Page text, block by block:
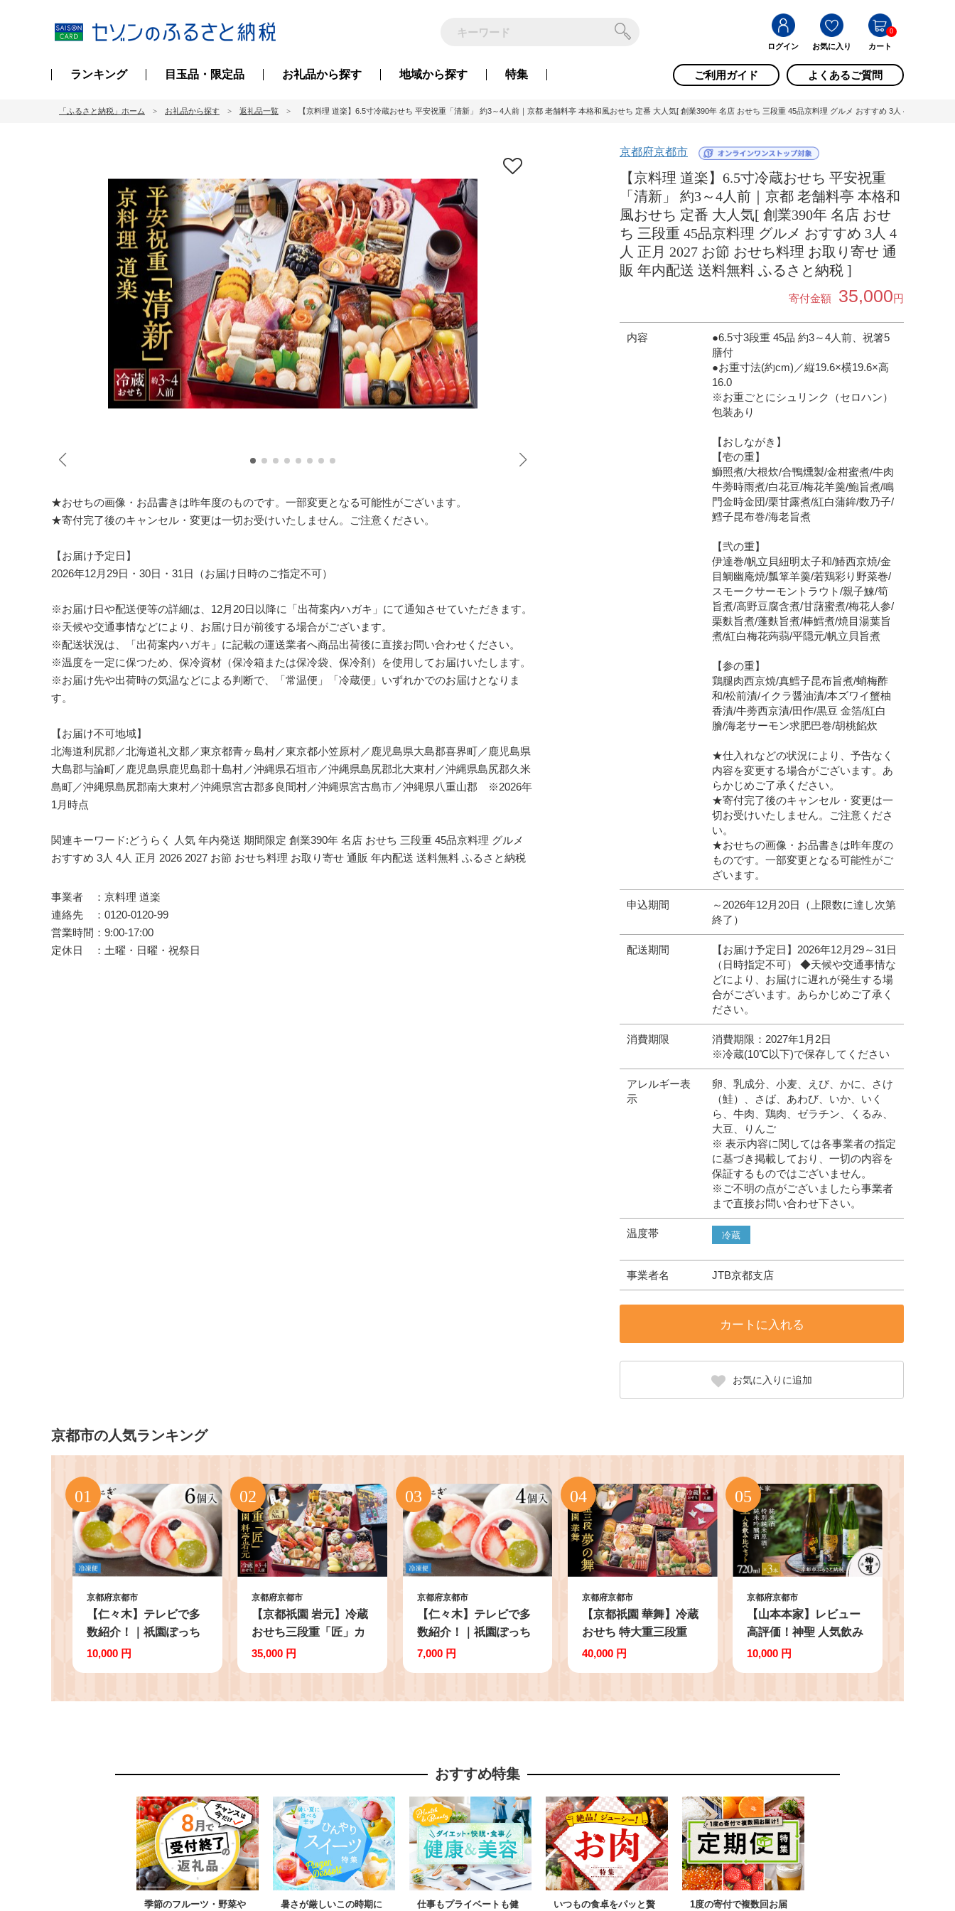
ログイン お気に入り カート
0
ランキング 目玉品・限定品 お礼品から探す 地域から探す 特集 ご利用ガイド よくあるご質問
「ふるさと納税」ホーム お礼品から探す 返礼品一覧 【京料理 道楽】6.5寸冷蔵おせち 平安祝重「清新」 約3～4人前｜京都 老舗料亭 本格和風おせち 定番 大人気[ 創業390年 名店 おせち 三段重 45品京料理 グルメ おすすめ 3人 4人 正月
京都府京都市
【京料理 道楽】6.5寸冷蔵おせち 平安祝重
「清新」 約3～4人前｜京都 老舗料亭 本格和
風おせち 定番 大人気[ 創業390年 名店 おせ
ち 三段重 45品京料理 グルメ おすすめ 3人 4
人 正月 2027 お節 おせち料理 お取り寄せ 通
販 年内配送 送料無料 ふるさと納税 ]
寄付金額 35,000円
内容
●6.5寸3段重 45品 約3～4人前、祝箸5
膳付
●お重寸法(約cm)／縦19.6×横19.6×高
16.0
※お重ごとにシュリンク（セロハン）
包装あり
【おしながき】
【壱の重】
鰤照煮/大根炊/合鴨燻製/金柑蜜煮/牛肉
牛蒡時雨煮/白花豆/梅花羊羹/鮑旨煮/鳴
門金時金団/栗甘露煮/紅白蒲鉾/数乃子/
鱈子昆布巻/海老旨煮
【弐の重】
伊達巻/帆立貝紐明太子和/鰆西京焼/金
目鯛幽庵焼/瓢箪羊羹/若鶏彩り野菜巻/
スモークサーモントラウト/親子鰊/筍
旨煮/高野豆腐含煮/甘藷蜜煮/梅花人参/
栗麩旨煮/蓬麩旨煮/棒鱈煮/焼目湯葉旨
煮/紅白梅花蒟蒻/平隠元/帆立貝旨煮
【参の重】
鶏腿肉西京焼/真鱈子昆布旨煮/蛸梅酢
和/松前漬/イクラ醤油漬/本ズワイ蟹柚
香漬/牛蒡西京漬/田作/黒豆 金箔/紅白
膾/海老サーモン求肥巴巻/胡桃餡炊
★仕入れなどの状況により、予告なく
内容を変更する場合がございます。あ
らかじめご了承ください。
★寄付完了後のキャンセル・変更は一
切お受けいたしません。ご注意くださ
い。
★おせちの画像・お品書きは昨年度の
ものです。一部変更となる可能性がご
ざいます。
申込期間
～2026年12月20日（上限数に達し次第
終了）
配送期間
【お届け予定日】2026年12月29～31日
（日時指定不可） ◆天候や交通事情な
どにより、お届けに遅れが発生する場
合がございます。あらかじめご了承く
ださい。
消費期限
消費期限：2027年1月2日
※冷蔵(10℃以下)で保存してください
アレルギー表
示
卵、乳成分、小麦、えび、かに、さけ
（鮭）、さば、あわび、いか、いく
ら、牛肉、鶏肉、ゼラチン、くるみ、
大豆、りんご
※ 表示内容に関しては各事業者の指定
に基づき掲載しており、一切の内容を
保証するものではございません。
※ご不明の点がございましたら事業者
まで直接お問い合わせ下さい。
温度帯 冷蔵
事業者名 JTB京都支店
カートに入れる
お気に入りに追加
★おせちの画像・お品書きは昨年度のものです。一部変更となる可能性がございます。
★寄付完了後のキャンセル・変更は一切お受けいたしません。ご注意ください。
【お届け予定日】
2026年12月29日・30日・31日（お届け日時のご指定不可）
※お届け日や配送便等の詳細は、12月20日以降に「出荷案内ハガキ」にて通知させていただきます。
※天候や交通事情などにより、お届け日が前後する場合がございます。
※配送状況は、「出荷案内ハガキ」に記載の運送業者へ商品出荷後に直接お問い合わせください。
※温度を一定に保つため、保冷資材（保冷箱または保冷袋、保冷剤）を使用してお届けいたします。
※お届け先や出荷時の気温などによる判断で、「常温便」「冷蔵便」いずれかでのお届けとなりま
す。
【お届け不可地域】
北海道利尻郡／北海道礼文郡／東京都青ヶ島村／東京都小笠原村／鹿児島県大島郡喜界町／鹿児島県
大島郡与論町／鹿児島県鹿児島郡十島村／沖縄県石垣市／沖縄県島尻郡北大東村／沖縄県島尻郡久米
島町／沖縄県島尻郡南大東村／沖縄県宮古郡多良間村／沖縄県宮古島市／沖縄県八重山郡 ※2026年
1月時点
関連キーワード:どうらく 人気 年内発送 期間限定 創業390年 名店 おせち 三段重 45品京料理 グルメ
おすすめ 3人 4人 正月 2026 2027 お節 おせち料理 お取り寄せ 通販 年内配送 送料無料 ふるさと納税
事業者 ：京料理 道楽
連絡先 ：0120-0120-99
営業時間：9:00-17:00
定休日 ：土曜・日曜・祝祭日
京都市の人気ランキング
京都府京都市
【仁々木】テレビで多
数紹介！｜祇園ぽっち
り 6個入（フルーツ大
子 人気 おすすめ フル
フト プレゼント 贈答
10,000 円
京都府京都市
【京都祇園 岩元】冷蔵
おせち三段重「匠」カ
ニver. 約3～4人前｜本
老舗 料亭 完売必至の大
おせち 京料理 グルメ
料 ふるさと納税 ］
35,000 円
京都府京都市
【仁々木】テレビで多
数紹介！｜祇園ぽっち
り 4個入（フルーツ大
子 人気 おすすめ フル
フト プレゼント 贈答
7,000 円
京都府京都市
【京都祇園 華舞】冷蔵
おせち 特大重三段重
「夢の舞」約5人前｜本
園 料亭 おせち 8.5寸三
料理 お取り寄せ 通販
さと納税 ]
40,000 円
京都府京都市
【山本本家】レビュー
高評価！神聖 人気飲み
比べセット(720ml×3本)
特別純米原酒(超辛口) 3
通販 送料無料 ふるさと
10,000 円
おすすめ特集
季節のフルーツ・野菜や 暑さが厳しいこの時期に 仕事もプライベートも健 いつもの食卓をパッと贅 1度の寄付で複数回お届